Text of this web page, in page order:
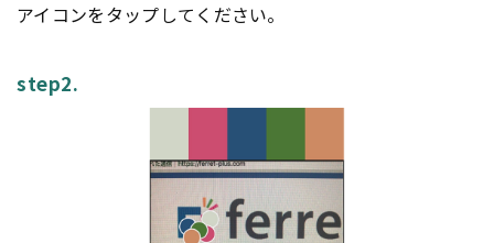
アイコンをタップしてください。
step2.